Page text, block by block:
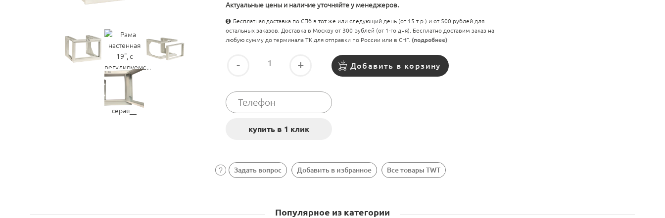
Актуальные цены и наличие уточняйте у менеджеров.
Бесплатная доставка по СПб в тот же или следующий день (от 15 т.р.) и от 500 рублей для
остальных заказов. Доставка в Москву от 300 рублей (от 1-го дня). Бесплатно доставим заказ на
любую сумму до терминала ТК для отправки по России или в СНГ. (подробнее)
- + Добавить в корзину
Задать вопрос Добавить в избранное Все товары TWT
Популярное из категории